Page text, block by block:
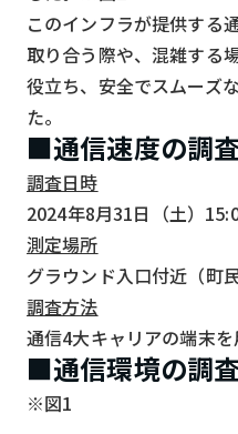
このインフラが提供する
取り合う際や、混雑する
役立ち、安全でスムーズ
た。
■通信速度の調
調査日時
2024年8月31日（土）
測定場所
グラウンド入口付近（町民
調査方法
通信4大キャリアの端末を
■通信環境の調
※図1